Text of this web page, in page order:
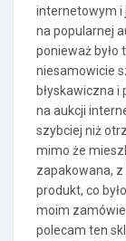
internetowym i
na popularnej
ponieważ było
niesamowicie
błyskawiczna
na aukcji
szybciej niż
mimo że
zapakowana,
produkt, co
moim
polecam ten